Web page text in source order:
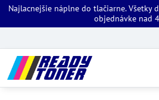
Najlacnejšie náplne do tlačiarne. Všetky
objednávke nad